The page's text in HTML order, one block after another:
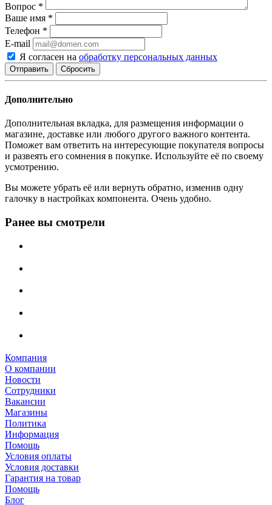
Вопрос *
Ваше имя *
Телефон *
E-mail
Я согласен на обработку персональных данных
Сбросить
Дополнительно
Дополнительная вкладка, для размещения информации о
магазине, доставке или любого другого важного контента.
Поможет вам ответить на интересующие покупателя вопросы
и развеять его сомнения в покупке. Используйте её по своему
усмотрению.
Вы можете убрать её или вернуть обратно, изменив одну
галочку в настройках компонента. Очень удобно.
Ранее вы смотрели
Компания
О компании
Новости
Сотрудники
Вакансии
Магазины
Политика
Информация
Помощь
Условия оплаты
Условия доставки
Гарантия на товар
Помощь
Блог